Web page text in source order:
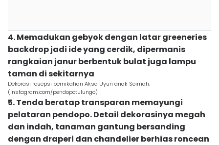
4. Memadukan gebyok dengan latar greeneries
backdrop jadi ide yang cerdik, dipermanis
rangkaian janur berbentuk bulat juga lampu
taman di sekitarnya
Dekorasi resepsi pernikahan Aksa Uyun anak Soimah.
(Instagram.com/pendopotulungo)
5. Tenda beratap transparan memayungi
pelataran pendopo. Detail dekorasinya megah
dan indah, tanaman gantung bersanding
dengan draperi dan chandelier berhias roncean